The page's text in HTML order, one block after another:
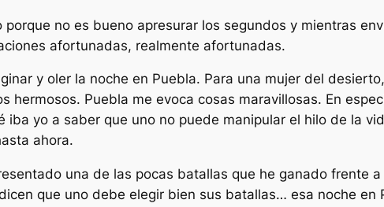
porque no es bueno apresurar los segundos y mientras
afortunadas, realmente afortunadas.
y oler la noche en Puebla. Para una mujer del
hermosos. Puebla me evoca cosas maravillosas. En
iba yo a saber que uno no puede manipular el hilo de la
ahora.
una de las pocas batallas que he ganado frente
que uno debe elegir bien sus batallas… esa noche